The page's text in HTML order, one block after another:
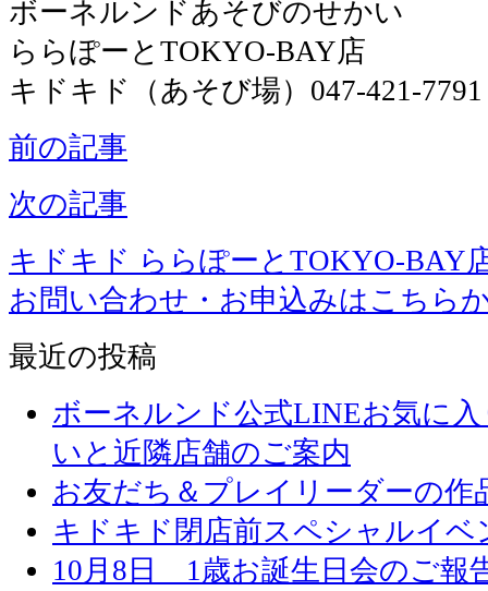
ボーネルンドあそびのせかい
ららぽーとTOKYO-BAY店
キドキド（あそび場）047-421-7791
前の記事
次の記事
キドキド ららぽーとTOKYO-BAY
お問い合わせ・お申込みはこちら
最近の投稿
ボーネルンド公式LINEお気に
いと近隣店舗のご案内
お友だち＆プレイリーダーの作
キドキド閉店前スペシャルイベ
10月8日 1歳お誕生日会のご報